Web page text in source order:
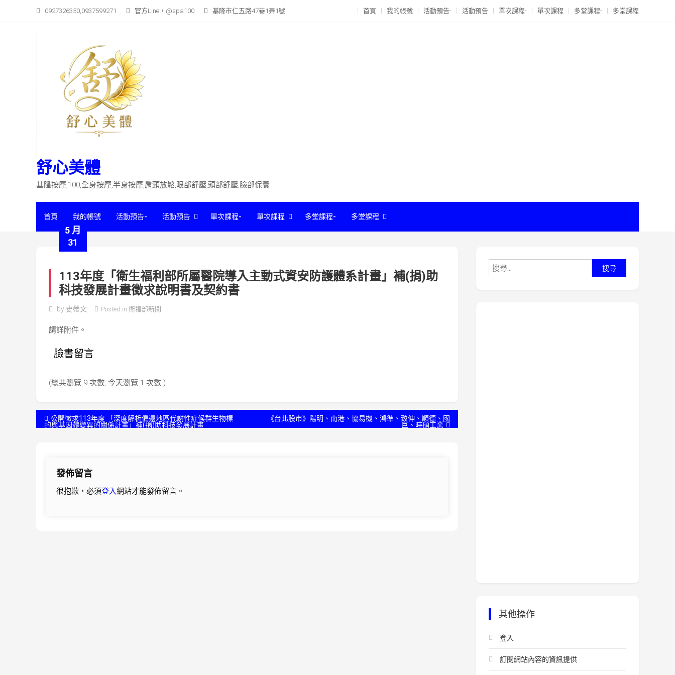
0927326350,0937599271 官方Line，@spa100 基隆市仁五路47巷1弄1號 首頁 我的帳號 活動預告- 活動預告 單次課程- 單次課程 多堂課程- 多堂課程
舒心美體
基隆按摩,100,全身按摩,半身按摩,肩頸放鬆,眼部舒壓,頭部舒壓,臉部保養
首頁 我的帳號 活動預告- 活動預告 單次課程- 單次課程 多堂課程- 多堂課程
5 月
31
113年度「衛生福利部所屬醫院導入主動式資安防護體系計畫」補(捐)助
科技發展計畫徵求說明書及契約書
by 史蒂文 Posted in 衛福部新聞
請詳附件。
臉書留言
(總共瀏覽 9 次數, 今天瀏覽 1 次數 )
文公開徵求113年度 「深度解析偏遠地區代謝性症候群生物標
的與基因體變異的關係計畫」補(捐)助科技發展計畫
《台北股市》陽明、南港、協易機、鴻準、致伸、順德、國
巨、時碩工業
發佈留言
很抱歉，必須登入網站才能發佈留言。
尋
其他操作
登入
訂閱網站內容的資訊提供